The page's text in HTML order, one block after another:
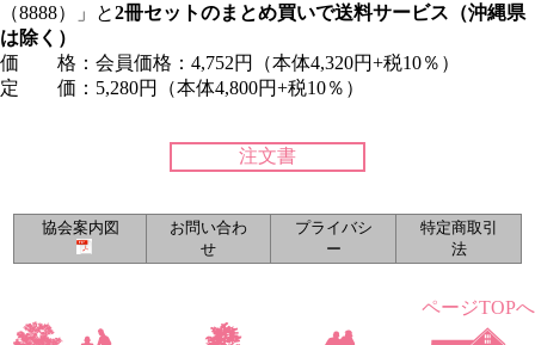
（8888）」と2冊セットのまとめ買いで送料サービス（沖縄県
は除く）
価 格：会員価格：4,752円（本体4,320円+税10％）
定 価：5,280円（本体4,800円+税10％）
注文書
ページTOPへ
協会案内図
お問い合わ
せ
プライバシ
ー
特定商取引
法